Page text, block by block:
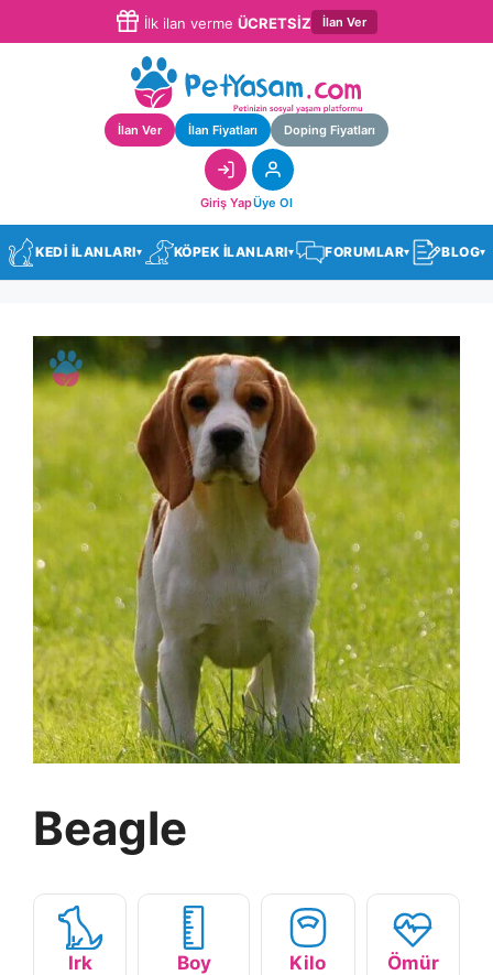
İlk ilan verme ÜCRETSİZ İlan Ver
İlan Ver İlan Fiyatları Doping Fiyatları
Giriş YapÜye Ol
KEDİ İLANLARI▾ KÖPEK İLANLARI▾ FORUMLAR▾ BLOG▾
Beagle
Irk
Boy Kilo Ömür